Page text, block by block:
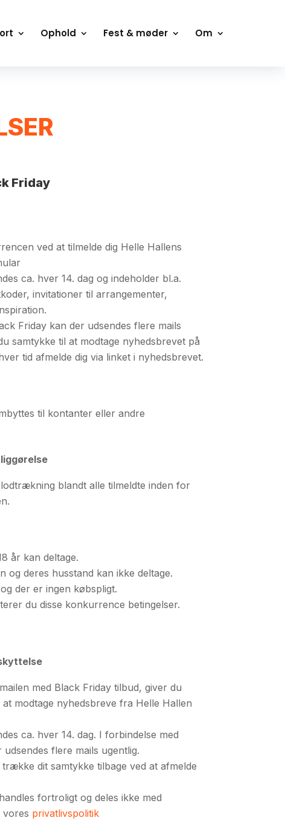
Ophold Fest & møder Om
Friday
ved at tilmelde dig Helle Hallens
ca. hver 14. dag og indeholder bl.a.
invitationer til arrangementer,
Friday kan der udsendes flere mails
samtykke til at modtage nyhedsbrevet på
tid afmelde dig via linket i nyhedsbrevet.
til kontanter eller andre
blandt alle tilmeldte inden for
år kan deltage.
og deres husstand kan ikke deltage.
der er ingen købspligt.
du disse konkurrence betingelser.
med Black Friday tilbud, giver du
at modtage nyhedsbreve fra Helle Hallen
ca. hver 14. dag. I forbindelse med
flere mails ugentlig.
dit samtykke tilbage ved at afmelde
fortroligt og deles ikke med
vores privatlivspolitik